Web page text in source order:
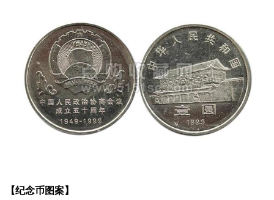
【纪念币图案】